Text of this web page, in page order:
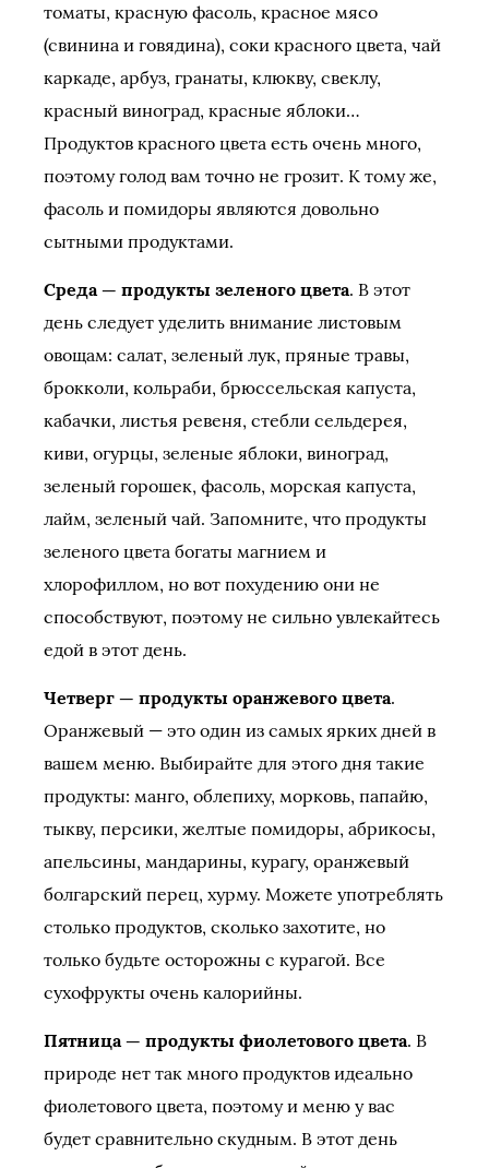
томаты, красную фасоль, красное мясо
(свинина и говядина), соки красного цвета, чай
каркаде, арбуз, гранаты, клюкву, свеклу,
красный виноград, красные яблоки…
Продуктов красного цвета есть очень много,
поэтому голод вам точно не грозит. К тому же,
фасоль и помидоры являются довольно
сытными продуктами.
Среда — продукты зеленого цвета. В этот
день следует уделить внимание листовым
овощам: салат, зеленый лук, пряные травы,
брокколи, кольраби, брюссельская капуста,
кабачки, листья ревеня, стебли сельдерея,
киви, огурцы, зеленые яблоки, виноград,
зеленый горошек, фасоль, морская капуста,
лайм, зеленый чай. Запомните, что продукты
зеленого цвета богаты магнием и
хлорофиллом, но вот похудению они не
способствуют, поэтому не сильно увлекайтесь
едой в этот день.
Четверг — продукты оранжевого цвета.
Оранжевый — это один из самых ярких дней в
вашем меню. Выбирайте для этого дня такие
продукты: манго, облепиху, морковь, папайю,
тыкву, персики, желтые помидоры, абрикосы,
апельсины, мандарины, курагу, оранжевый
болгарский перец, хурму. Можете употреблять
столько продуктов, сколько захотите, но
только будьте осторожны с курагой. Все
сухофрукты очень калорийны.
Пятница — продукты фиолетового цвета. В
природе нет так много продуктов идеально
фиолетового цвета, поэтому и меню у вас
будет сравнительно скудным. В этот день